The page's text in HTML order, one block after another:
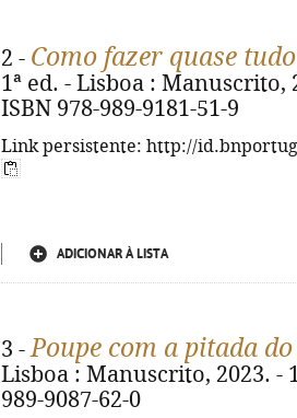
2 - Como fazer quase
1ª ed. - Lisboa : Manuscrito,
ISBN 978-989-9181-51-9
Link persistente: http://
ADICIONAR À LISTA
3 -Poupe com a pitada
Lisboa : Manuscrito, 2023. -
989-9087-62-0